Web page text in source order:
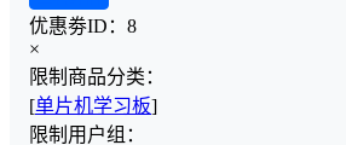
优惠劵ID： 8
×
限制商品分类：
[单片机学习板]
限制用户组：